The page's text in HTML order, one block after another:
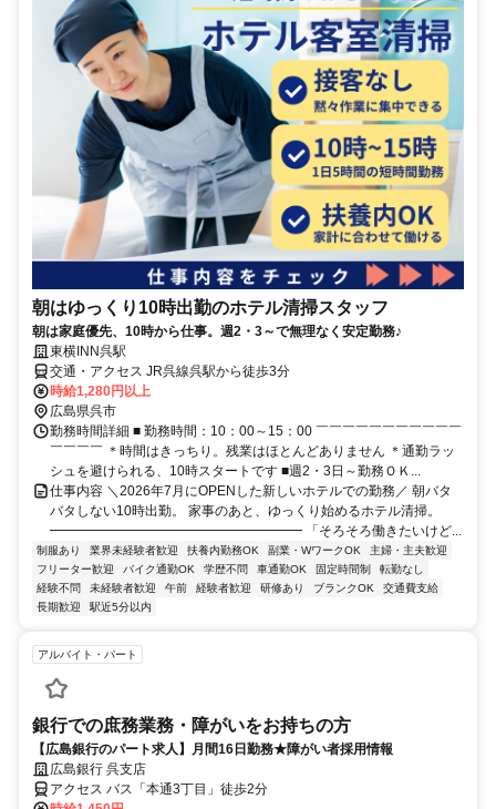
朝はゆっくり10時出勤のホテル清掃スタッフ
朝は家庭優先、10時から仕事。週2・3～で無理なく安定勤務♪
東横INN呉駅
交通・アクセス JR呉線呉駅から徒歩3分
時給1,280円以上
広島県呉市
勤務時間詳細 ■ 勤務時間：10：00～15：00 ￣￣￣￣￣￣￣￣￣￣￣
￣￣￣￣ ＊時間はきっちり。残業はほとんどありません ＊通勤ラッ
シュを避けられる、10時スタートです ■週2・3日～勤務ＯＫ...
仕事内容 ＼2026年7月にOPENした新しいホテルでの勤務／ 朝バタ
バタしない10時出勤。 家事のあと、ゆっくり始めるホテル清掃。
━━━━━━━━━━━━━━━━━━━ 「そろそろ働きたいけど...
制服あり 業界未経験者歓迎 扶養内勤務OK 副業・WワークOK
主婦・主夫歓迎
フリーター歓迎
バイク通勤OK 学歴不問 車通勤OK 固定時間制
転勤なし
経験不問
未経験者歓迎 午前 経験者歓迎 研修あり ブランクOK
交通費支給
長期歓迎
駅近5分以内
アルバイト・パート
銀行での庶務業務・障がいをお持ちの方
【広島銀行のパート求人】月間16日勤務★障がい者採用情報
広島銀行 呉支店
アクセス バス「本通3丁目」徒歩2分